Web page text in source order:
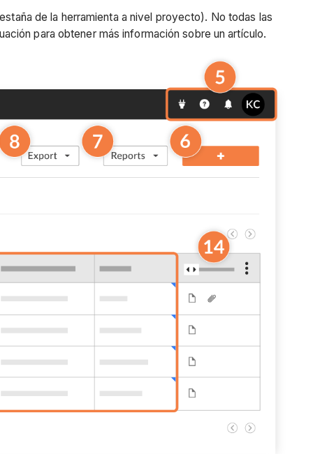
de la herramienta a nivel proyecto). No todas las
para obtener más información sobre un artículo.